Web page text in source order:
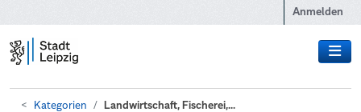
Anmelden
Kategorien Landwirtschaft, Fischerei,...